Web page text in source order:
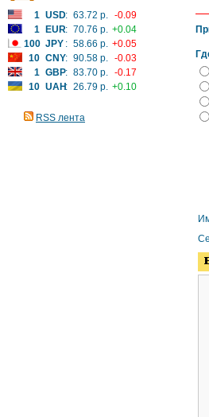
1 USD: 63.72 р. -0.09
1
EUR: 70.76 р. +0.04
100 JPY : 58.66 р. +0.05
10 CNY: 90.58 р. -0.03
1 GBP: 83.70 р. -0.17
10 UAH: 26.79 р. +0.10
RSS лента